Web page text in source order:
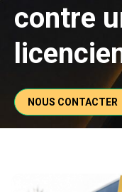
contre
NOUS CONTACTER